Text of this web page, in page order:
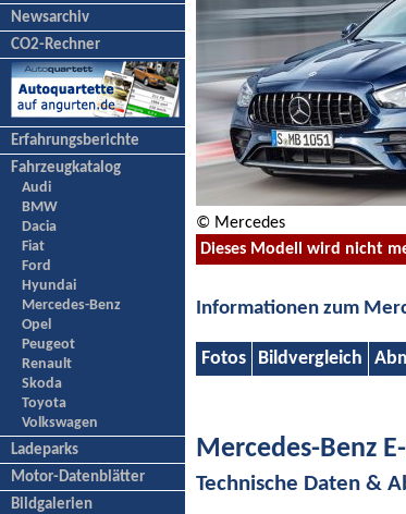
Newsarchiv
CO2-Rechner
Erfahrungsberichte
Fahrzeugkatalog
Audi
BMW
Dacia
Fiat
Ford
Hyundai
Mercedes-Benz
Opel
Peugeot
Renault
Skoda
Toyota
Volkswagen
Ladeparks
Motor-Datenblätter
Bildgalerien
© Mercedes
Dieses Modell wird nicht
Informationen zum
Fotos Bildvergleich
Mercedes-Benz
Technische Daten &